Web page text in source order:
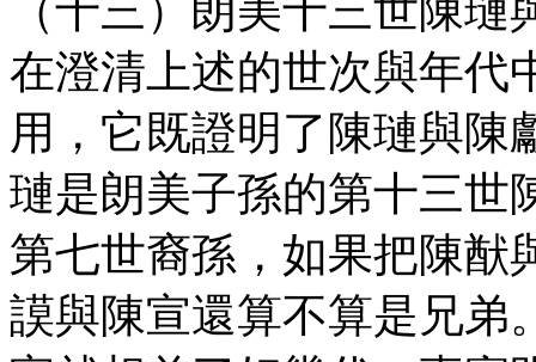
（十三）朗美十三世陳
在澄清上述的世次與年代
用，它既證明了陳璉與陳
璉是朗美子孫的第十三世
第七世裔孫，如果把陳猷
謨與陳宣還算不算是兄弟